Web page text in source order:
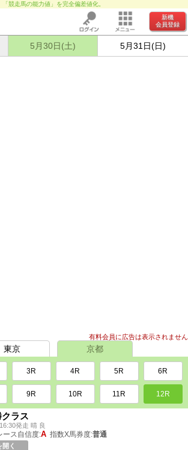
「競走馬の能力値」を完全偏差値化。
新機
会員登録
5月30日(土) 5月31日(日)
有料会員に広告は表示されません
東京 京都
3R 4R 5R 6R
9R 10R 11R 12R
ラス
16:30発走 晴 良
ース自信度:A 指数X馬券度:普通
く